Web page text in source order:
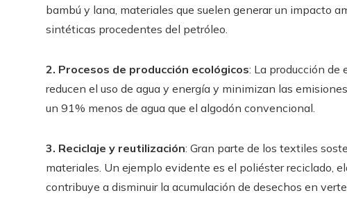
bambú y lana, materiales que suelen generar un impacto
sintéticas procedentes del petróleo.
2. Procesos de producción ecológicos: La producción de
reducen el uso de agua y energía y minimizan las
un 91% menos de agua que el algodón convencional.
3. Reciclaje y reutilización: Gran parte de los textiles
materiales. Un ejemplo evidente es el poliéster reciclado,
contribuye a disminuir la acumulación de desechos en